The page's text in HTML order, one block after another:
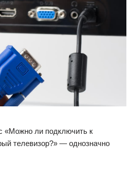
«Можно ли подключить к
телевизор?» — однозначно